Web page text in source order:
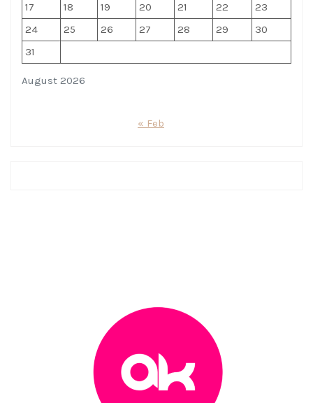
August 2026
17
18 19 20 21 22
23
24
25 26 27 28 29
30
31
« Feb